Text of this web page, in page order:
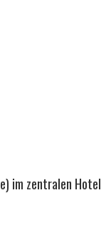
im zentralen Hotel